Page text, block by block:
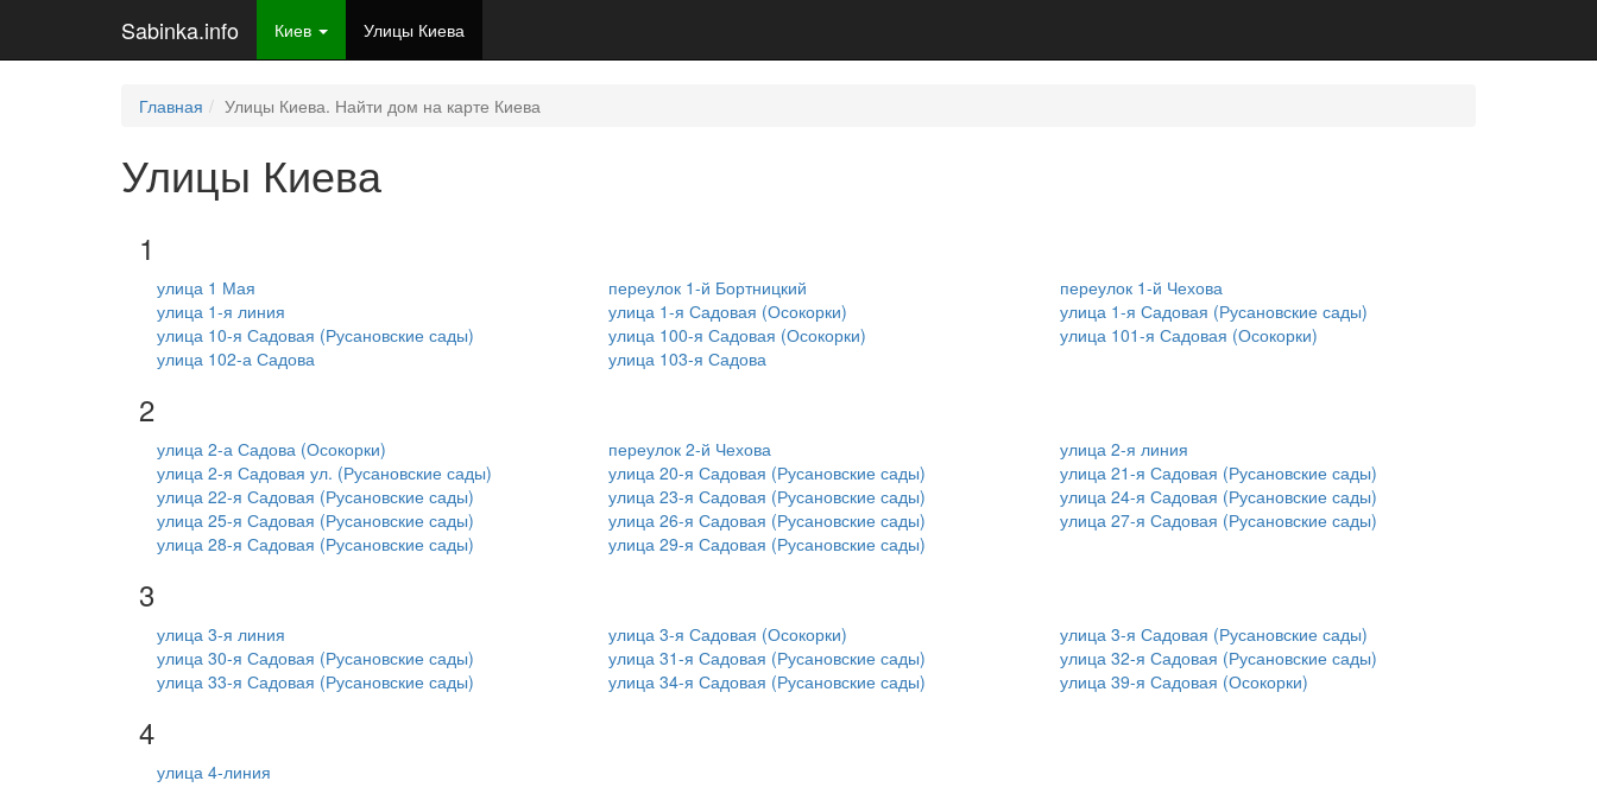
Sabinka.info Киев Улицы Киева
Главная Улицы Киева. Найти дом на карте Киева
Улицы Киева
1
улица 1 Мая переулок 1-й Бортницкий
переулок 1-й Чехова
улица 1-я линия
улица 1-я Садовая (Осокорки)
улица 1-я Садовая (Русановские сады)
улица 10-я Садовая (Русановские сады)
улица 100-я Садовая (Осокорки)
улица 101-я Садовая (Осокорки)
улица 102-а Садова
улица 103-я Садова
2
улица 2-а Садова (Осокорки) переулок 2-й Чехова
улица 2-я линия
улица 2-я Садовая ул. (Русановские сады)
улица 20-я Садовая (Русановские сады)
улица 21-я Садовая (Русановские сады)
улица 22-я Садовая (Русановские сады)
улица 23-я Садовая (Русановские сады)
улица 24-я Садовая (Русановские сады)
улица 25-я Садовая (Русановские сады)
улица 26-я Садовая (Русановские сады)
улица 27-я Садовая (Русановские сады)
улица 28-я Садовая (Русановские сады)
улица 29-я Садовая (Русановские сады)
3
улица 3-я линия улица 3-я Садовая (Осокорки)
улица 3-я Садовая (Русановские сады)
улица 30-я Садовая (Русановские сады)
улица 31-я Садовая (Русановские сады)
улица 32-я Садовая (Русановские сады)
улица 33-я Садовая (Русановские сады)
улица 34-я Садовая (Русановские сады) улица 39-я Садовая (Осокорки)
4
улица 4-линия